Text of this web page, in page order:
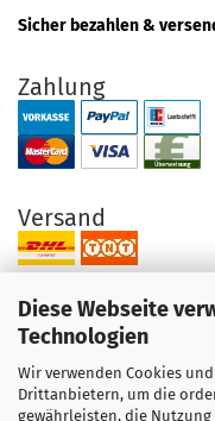
Diese Webseite
Technologien
Wir verwenden Cookies
Drittanbietern, um die
gewährleisten, die
Sicher bezahlen &
Zahlung
Versand
Ihre Vorteile bei uns